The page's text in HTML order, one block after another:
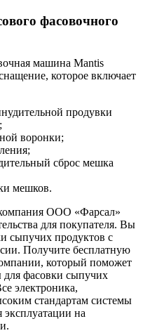
фасовочного
машина Mantis
которое включает
продувки
воронки;
сброс мешка
мешков.
ООО «Фарсал»
для покупателя. Вы
сыпучих продуктов с
Получите бесплатную
который поможет
фасовки сыпучих
электроника,
стандартам системы
на